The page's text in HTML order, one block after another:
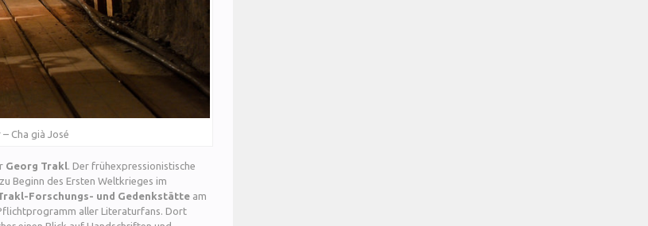
Cha già José
Georg Trakl . Der frühexpressionistische
Beginn des Ersten Weltkrieges im
Forschungs- und Gedenkstätte am
aller Literaturfans. Dort